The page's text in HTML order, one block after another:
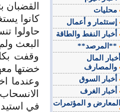
كانوا
حاولوا
البعث
وقفت
خضتها
وعندما
في
**المرصد**
أخبار المال
المعارض و المؤتمرات